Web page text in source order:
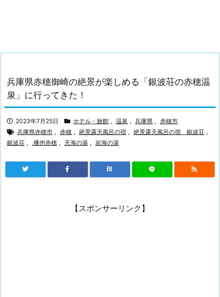
兵庫県赤穂御崎の絶景が楽しめる「銀波荘の赤穂温
泉」に行ってきた！
2023年7月25日 ホテル・旅館 , 温泉 , 兵庫県 , 赤穂市
兵庫県赤穂市 , 赤穂 , 絶景露天風呂の宿 , 絶景露天風呂の宿 銀波荘 ,
銀波荘 , .播州赤穂 , 天海の湯 , 岩海の湯
B!
【スポンサーリンク】